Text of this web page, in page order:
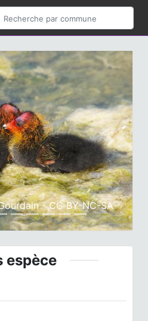
- CC BY-NC-SA
Next
espèce